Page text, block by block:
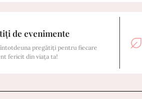
de evenimente
pregătiți pentru fiecare
fericit din viața ta!